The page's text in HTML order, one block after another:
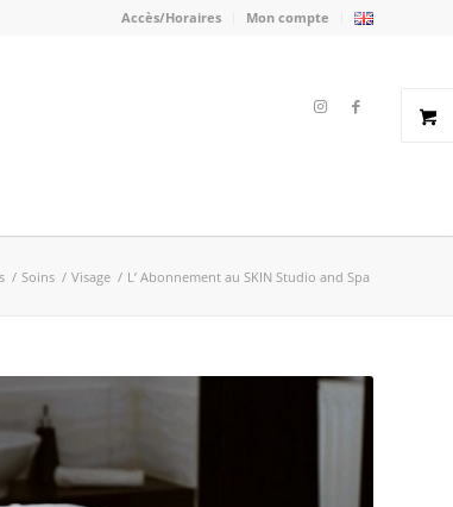
Accès/Horaires Mon compte
/ Soins / Visage / L’ Abonnement au SKIN Studio and Spa